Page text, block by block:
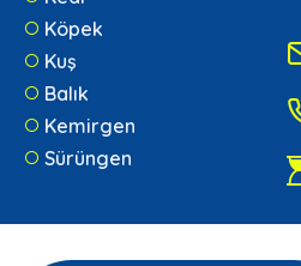
Köpek
Kuş
Balık
Kemirgen
Sürüngen